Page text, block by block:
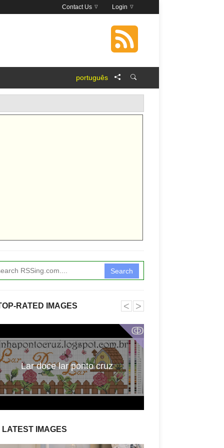
Login
Contact Us
português
Search
RATED IMAGES
ↂ
Lar doce lar ponto cruz
˂ ˃
LATEST IMAGES